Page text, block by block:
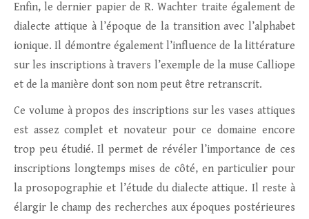
Enfin, le dernier papier de R. Wachter traite également de
dialecte attique à l’époque de la transition avec l’alphabet
ionique. Il démontre également l’influence de la littérature
sur les inscriptions à travers l’exemple de la muse Calliope
et de la manière dont son nom peut être retranscrit.
Ce volume à propos des inscriptions sur les vases attiques
est assez complet et novateur pour ce domaine encore
trop peu étudié. Il permet de révéler l’importance de ces
inscriptions longtemps mises de côté, en particulier pour
la prosopographie et l’étude du dialecte attique. Il reste à
élargir le champ des recherches aux époques postérieures